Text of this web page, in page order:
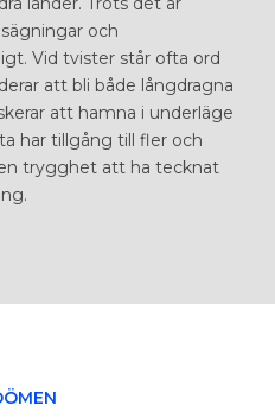
och
Vid tvister står ofta ord
att bli både långdragna
att hamna i underläge
har tillgång till fler och
trygghet att ha tecknat
.